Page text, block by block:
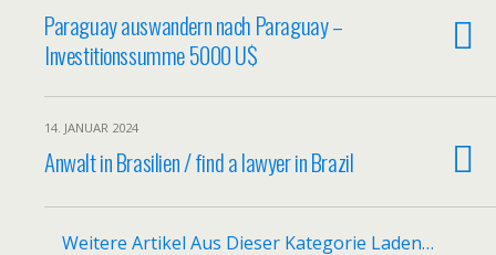
Paraguay auswandern nach Paraguay –
Investitionssumme 5000 U$
14. JANUAR 2024
Anwalt in Brasilien / find a lawyer in Brazil
Weitere Artikel Aus Dieser Kategorie Laden…